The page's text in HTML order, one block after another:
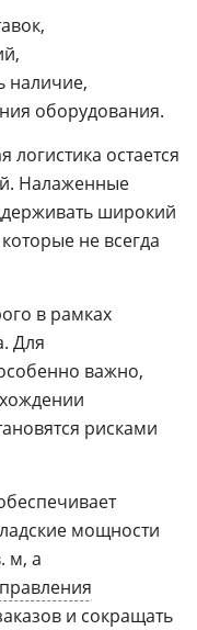
наличие,
оборудования.
остается
Налаженные
широкий
не всегда
в рамках
Для
важно,
рисками
мощности
м, а
и сокращать